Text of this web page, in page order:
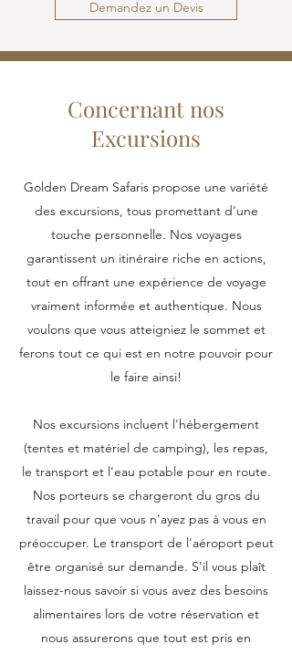
Concernant nos
Excursions
Golden Dream Safaris propose une variété
des excursions, tous promettant d’une
touche personnelle. Nos voyages
garantissent un itinéraire riche en actions,
tout en offrant une expérience de voyage
vraiment informée et authentique. Nous
voulons que vous atteigniez le sommet et
ferons tout ce qui est en notre pouvoir pour
le faire ainsi!
Nos excursions incluent l'hébergement
(tentes et matériel de camping), les repas,
le transport et l'eau potable pour en route.
Nos porteurs se chargeront du gros du
travail pour que vous n'ayez pas à vous en
préoccuper. Le transport de l'aéroport peut
être organisé sur demande. S'il vous plaît
laissez-nous savoir si vous avez des besoins
alimentaires lors de votre réservation et
nous assurerons que tout est pris en
Demandez un Devis